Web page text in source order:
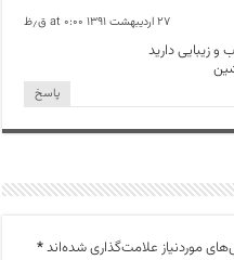
۲۷ اردیبهشت ۱۳۹۱ at ۰:۰۰ ق٫ظ
زیبایی دارید
پاسخ
موردنیاز علامت‌گذاری شده‌اند*